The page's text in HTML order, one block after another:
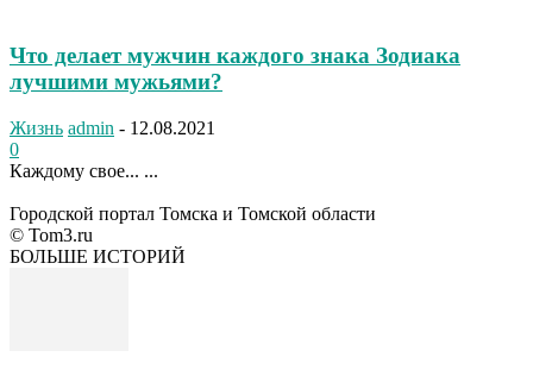
Что делает мужчин каждого знака Зодиака
лучшими мужьями?
Жизнь admin - 12.08.2021
0
Каждому свое... ...
Городской портал Томска и Томской области
© Tom3.ru
БОЛЬШЕ ИСТОРИЙ